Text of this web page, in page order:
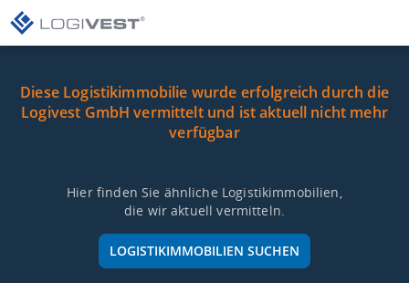
Diese Logistikimmobilie wurde erfolgreich durch die
Logivest GmbH vermittelt und ist aktuell nicht mehr
verfügbar
Hier finden Sie ähnliche Logistikimmobilien,
die wir aktuell vermitteln.
LOGISTIKIMMOBILIEN SUCHEN